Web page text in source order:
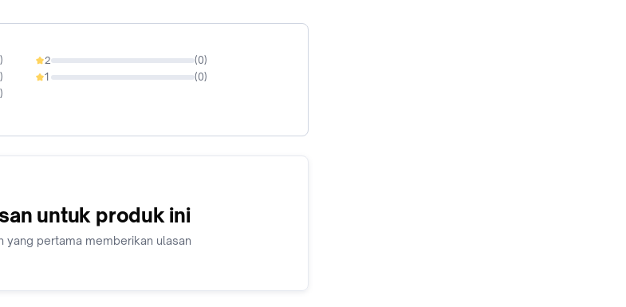
)
)
)
2 (0)
0%
1 (0)
0%
untuk produk ini
yang pertama memberikan ulasan